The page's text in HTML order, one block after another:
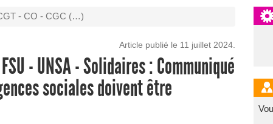
- CO - CGC (…)
Article publié le 11 juillet 2024.
FSU - UNSA - Solidaires : Communiqué
sociales doivent être